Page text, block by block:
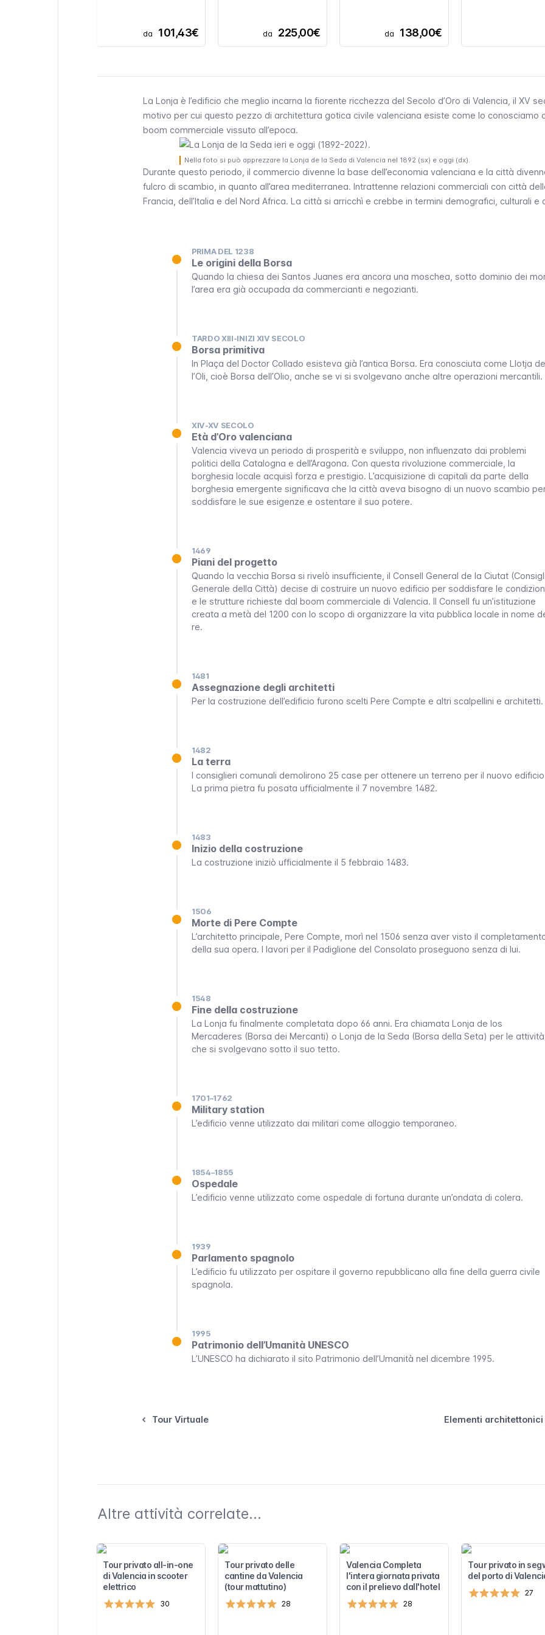
da 101,43€ da 225,00€ da 138,00€
La Lonja è l’edificio che meglio incarna la fiorente ricchezza del Secolo d’Oro di Valencia, il XV
motivo per cui questo pezzo di architettura gotica civile valenciana esiste come lo conosciamo
boom commerciale vissuto all’epoca.
Nella foto si può apprezzare la Lonja de la Seda di Valencia nel 1892 (sx) e oggi (dx).
Durante questo periodo, il commercio divenne la base dell’economia valenciana e la città
fulcro di scambio, in quanto all’area mediterranea. Intrattenne relazioni commerciali con città
Francia, dell’Italia e del Nord Africa. La città si arricchì e crebbe in termini demografici, culturali e
PRIMA DEL 1238
Le origini della Borsa
Quando la chiesa dei Santos Juanes era ancora una moschea, sotto dominio dei
l’area era già occupada da commercianti e negozianti.
TARDO XIII-INIZI XIV SECOLO
Borsa primitiva
In Plaça del Doctor Collado esisteva già l’antica Borsa. Era conosciuta come Llotja de
l’Oli, cioè Borsa dell’Olio, anche se vi si svolgevano anche altre operazioni mercantili.
XIV-XV SECOLO
Età d’Oro valenciana
Valencia viveva un periodo di prosperità e sviluppo, non influenzato dai problemi
politici della Catalogna e dell’Aragona. Con questa rivoluzione commerciale, la
borghesia locale acquisì forza e prestigio. L’acquisizione di capitali da parte della
borghesia emergente significava che la città aveva bisogno di un nuovo scambio
soddisfare le sue esigenze e ostentare il suo potere.
1469
Piani del progetto
Quando la vecchia Borsa si rivelò insufficiente, il Consell General de la Ciutat
Generale della Città) decise di costruire un nuovo edificio per soddisfare le
e le strutture richieste dal boom commerciale di Valencia. Il Consell fu un’istituzione
creata a metà del 1200 con lo scopo di organizzare la vita pubblica locale in nome
re.
1481
Assegnazione degli architetti
Per la costruzione dell’edificio furono scelti Pere Compte e altri scalpellini e architetti.
1482
La terra
I consiglieri comunali demolirono 25 case per ottenere un terreno per il nuovo
La prima pietra fu posata ufficialmente il 7 novembre 1482.
1483
Inizio della costruzione
La costruzione iniziò ufficialmente il 5 febbraio 1483.
1506
Morte di Pere Compte
L’architetto principale, Pere Compte, morì nel 1506 senza aver visto il
della sua opera. I lavori per il Padiglione del Consolato proseguono senza di lui.
1548
Fine della costruzione
La Lonja fu finalmente completata dopo 66 anni. Era chiamata Lonja de los
Mercaderes (Borsa dei Mercanti) o Lonja de la Seda (Borsa della Seta) per le attività
che si svolgevano sotto il suo tetto.
1701–1762
Military station
L’edificio venne utilizzato dai militari come alloggio temporaneo.
1854–1855
Ospedale
L’edificio venne utilizzato come ospedale di fortuna durante un’ondata di colera.
1939
Parlamento spagnolo
L’edificio fu utilizzato per ospitare il governo repubblicano alla fine della guerra civile
spagnola.
1995
Patrimonio dell’Umanità UNESCO
L’UNESCO ha dichiarato il sito Patrimonio dell’Umanità nel dicembre 1995.
Tour Virtuale Elementi architettonici
Altre attività correlate...
Tour privato all-in-one
di Valencia in scooter
elettrico
30
Tour privato delle
cantine da Valencia
(tour mattutino)
28
Valencia Completa
l'intera giornata privata
con il prelievo dall'hotel
28
Tour privato in
del porto di
27